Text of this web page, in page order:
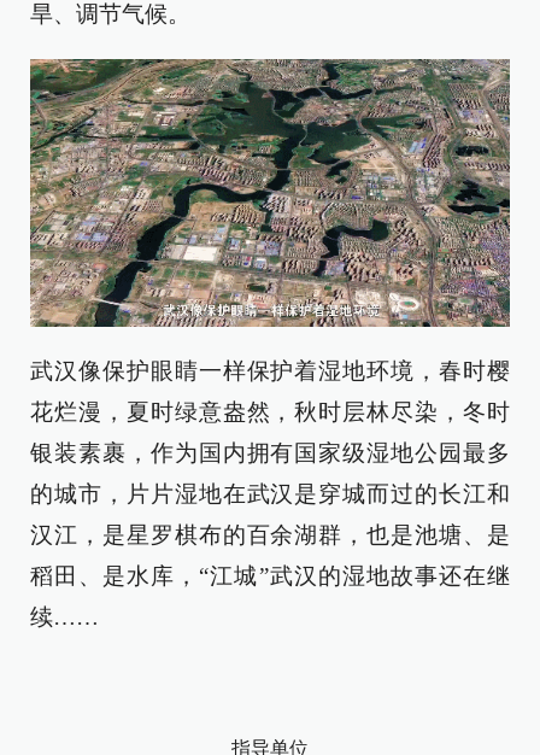
旱、调节气候。
武汉像保护眼睛一样保护着湿地环境，春时樱
花烂漫，夏时绿意盎然，秋时层林尽染，冬时
银装素裹，作为国内拥有国家级湿地公园最多
的城市，片片湿地在武汉是穿城而过的长江和
汉江，是星罗棋布的百余湖群，也是池塘、是
稻田、是水库，“江城”武汉的湿地故事还在继
续……
指导单位